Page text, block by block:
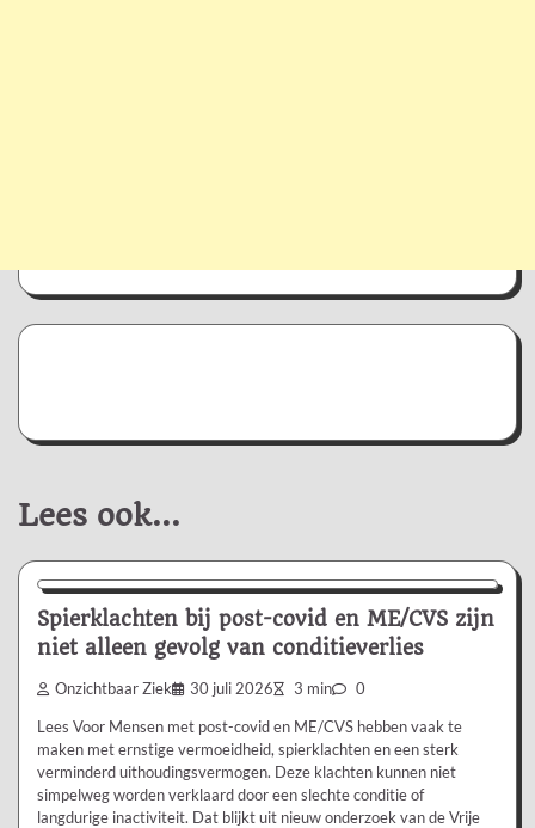
Lees ook...
Nieuws/Informatie
Spierklachten bij post-covid en ME/CVS zijn
niet alleen gevolg van conditieverlies
Onzichtbaar Ziek 30 juli 2026 3 min 0
Lees Voor Mensen met post-covid en ME/CVS hebben vaak te
maken met ernstige vermoeidheid, spierklachten en een sterk
verminderd uithoudingsvermogen. Deze klachten kunnen niet
simpelweg worden verklaard door een slechte conditie of
langdurige inactiviteit. Dat blijkt uit nieuw onderzoek van de Vrije